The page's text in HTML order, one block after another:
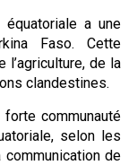
équatoriale a une
Faso. Cette
de la
clandestines.
communauté
selon les
de